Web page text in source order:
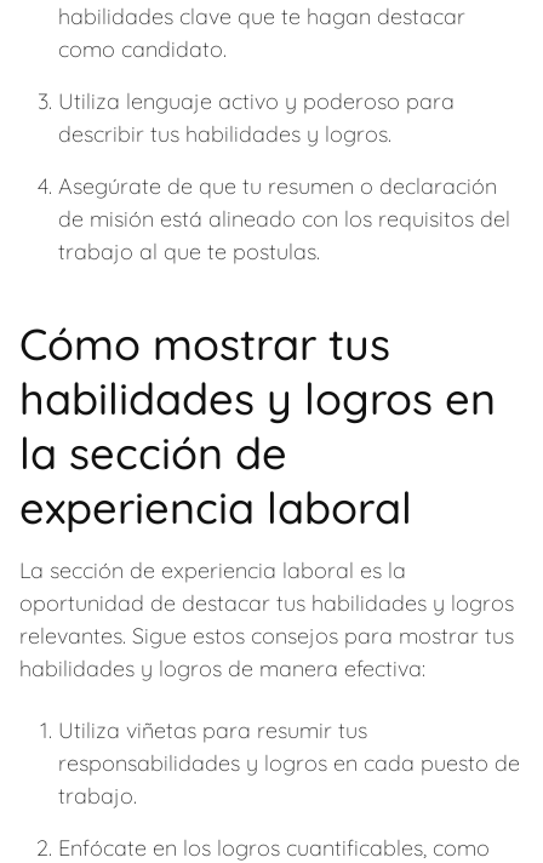
habilidades clave que te hagan destacar
como candidato.
Utiliza lenguaje activo y poderoso para
describir tus habilidades y logros.
Asegúrate de que tu resumen o declaración
de misión está alineado con los requisitos del
trabajo al que te postulas.
Cómo mostrar tus
habilidades y logros en
la sección de
experiencia laboral
La sección de experiencia laboral es la
oportunidad de destacar tus habilidades y logros
relevantes. Sigue estos consejos para mostrar tus
habilidades y logros de manera efectiva:
Utiliza viñetas para resumir tus
responsabilidades y logros en cada puesto de
trabajo.
Enfócate en los logros cuantificables, como